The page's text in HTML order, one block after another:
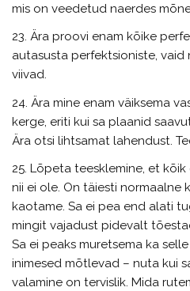
mis on veedetud naerdes
23. Ära proovi enam kõike
autasusta perfektsioniste, vaid
viivad.
24. Ära mine enam väiksema
kerge, eriti kui sa plaanid
Ära otsi lihtsamat lahendust.
25. Lõpeta teesklemine, et
nii ei ole. On täiesti normaalne
kaotame. Sa ei pea end alati
mingit vajadust pidevalt
Sa ei peaks muretsema ka
inimesed mõtlevad – nuta kui
valamine on tervislik. Mida